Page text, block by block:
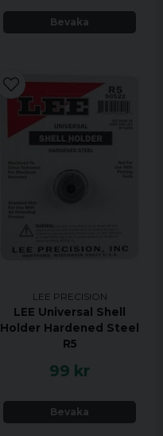
Bevaka
LEE PRECISION
LEE Universal Shell
Holder Hardened Steel
R5
99 kr
Bevaka